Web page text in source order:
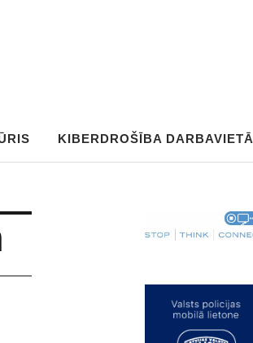
KIBERDROŠĪBA DARBAVIETĀ